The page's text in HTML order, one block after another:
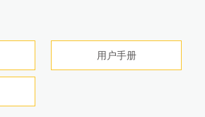
用户手册
员能够辨识泄漏的声频，从而过滤掉较大的背景
用户手册
用户手册
用户手册
用户手册
、热电偶、RTD、频率、电阻和压力以校准变
用户手册
测试过程中自动捕捉，并可以在仪器上查看后再
用户手册
用户手册
流钳，自动更正接线错误
用户手册
用户手册
用户手册
快速获取历史数据
用户手册
用户手册
产品详情
屏，可在强烈的阳光下清晰查看，并且具有自动
用户手册
产品详情